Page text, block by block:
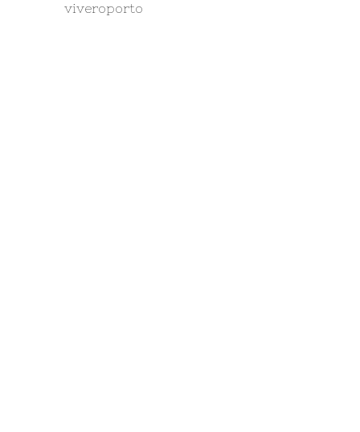
viveroporto